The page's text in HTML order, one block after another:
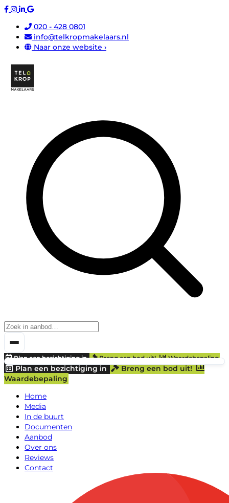
020 - 428 0801
info@telkropmakelaars.nl
Naar onze website ›
Plan een bezichtiging in Breng een bod uit! Waardebepaling
Plan een bezichtiging in
Breng een bod uit!
Waardebepaling
Home
Media
In de buurt
Documenten
Aanbod
Over ons
Reviews
Contact